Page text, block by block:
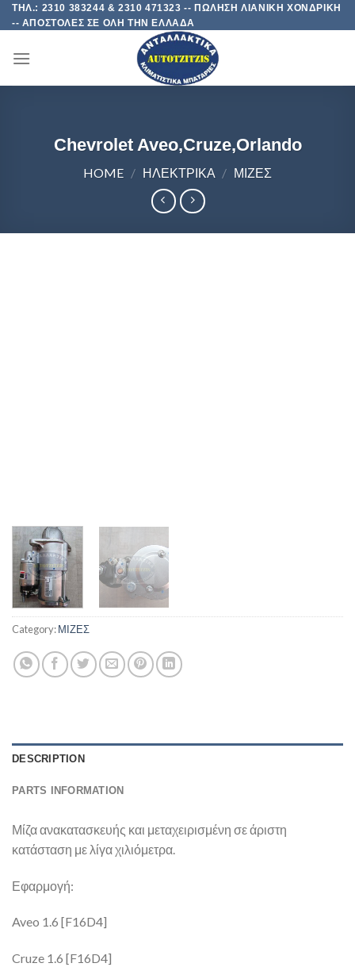
Skip
to
ΤΗΛ.: 2310 383244 & 2310 471323 -- ΠΩΛΗΣΗ ΛΙΑΝΙΚΗ ΧΟΝΔΡΙΚΗ
-- ΑΠΟΣΤΟΛΕΣ ΣΕ ΟΛΗ ΤΗΝ ΕΛΛΑΔΑ
Chevrolet Aveo,Cruze,Orlando
HOME / ΗΛΕΚΤΡΙΚΑ / ΜΙΖΕΣ
Category:ΜΙΖΕΣ
DESCRIPTION
PARTS INFORMATION
Μίζα ανακατασκευής και μεταχειρισμένη σε άριστη
κατάσταση με λίγα χιλιόμετρα.
Εφαρμογή:
Aveo 1.6 [F16D4]
Cruze 1.6 [F16D4]